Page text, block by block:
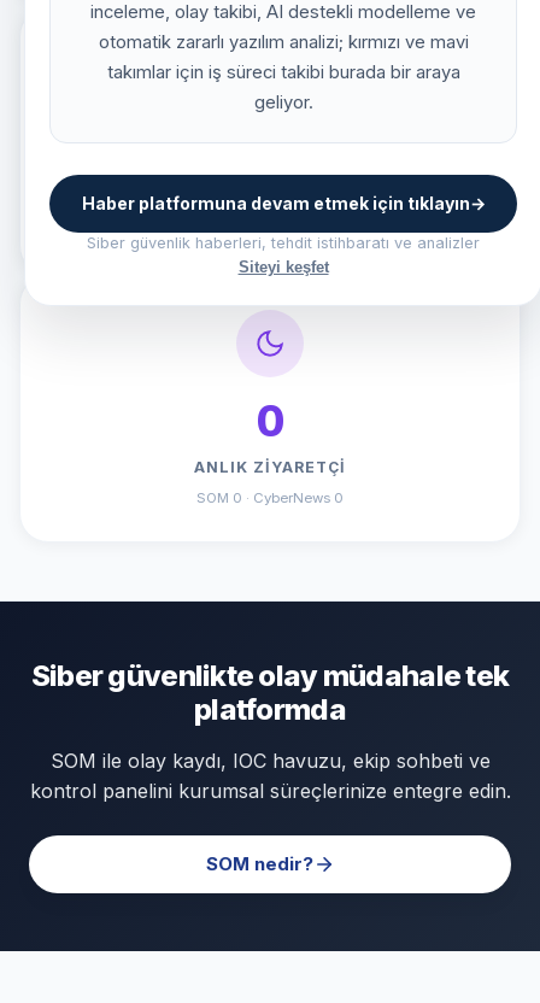
inceleme, olay takibi, AI destekli modelleme ve
otomatik zararlı yazılım analizi; kırmızı ve mavi
takımlar için iş süreci takibi burada bir araya
geliyor.
Haber platformuna devam etmek için tıklayın→
Siber güvenlik haberleri, tehdit istihbaratı ve analizler
Siteyi keşfet
9.905
TOPLAM HABER
CyberNews · güncel tehditler
0
ANLIK ZIYARETÇI
SOM 0 · CyberNews 0
Siber güvenlikte olay müdahale tek
platformda
SOM ile olay kaydı, IOC havuzu, ekip sohbeti ve
kontrol panelini kurumsal süreçlerinize entegre edin.
SOM nedir?